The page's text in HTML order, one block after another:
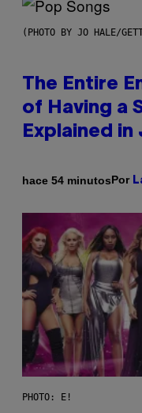
(PHOTO BY JO HALE/
The Entire
of Having a
Explained
hace 54 minutosPor
PHOTO: E!